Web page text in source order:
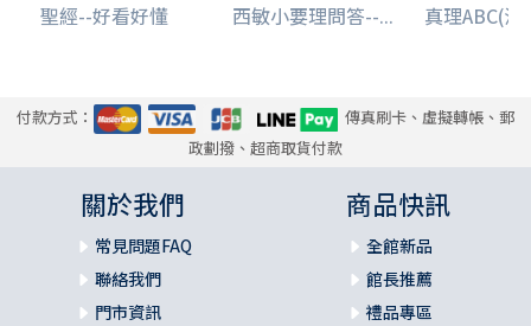
聖經--好看好懂 西敏小要理問答--... 真理ABC(漫
付款方式：
傳真刷卡、虛擬轉帳、郵
政劃撥、超商取貨付款
關於我們
常見問題FAQ
聯絡我們
門市資訊
商品快訊
全館新品
館長推薦
禮品專區